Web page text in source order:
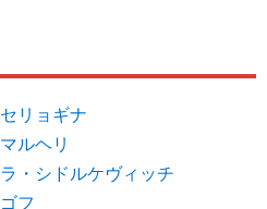
リョギナ
ルヘリ
・シドルケヴィッチ
フ